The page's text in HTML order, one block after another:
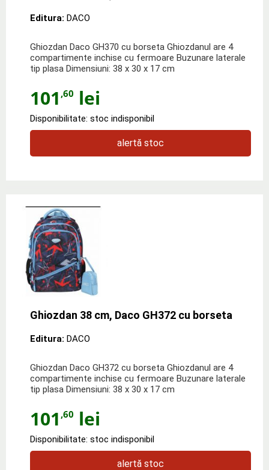
Editura: DACO
Ghiozdan Daco GH370 cu borseta Ghiozdanul are 4
compartimente inchise cu fermoare Buzunare laterale
tip plasa Dimensiuni: 38 x 30 x 17 cm
101 ,60 lei
Disponibilitate: stoc indisponibil
alertă stoc
Ghiozdan 38 cm, Daco GH372 cu borseta
Editura: DACO
Ghiozdan Daco GH372 cu borseta Ghiozdanul are 4
compartimente inchise cu fermoare Buzunare laterale
tip plasa Dimensiuni: 38 x 30 x 17 cm
101 ,60 lei
Disponibilitate: stoc indisponibil
alertă stoc